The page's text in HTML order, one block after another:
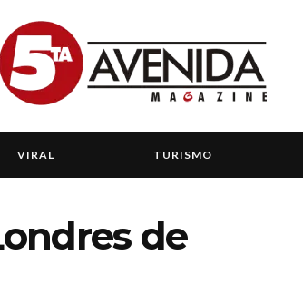
VIRAL TURISMO
de